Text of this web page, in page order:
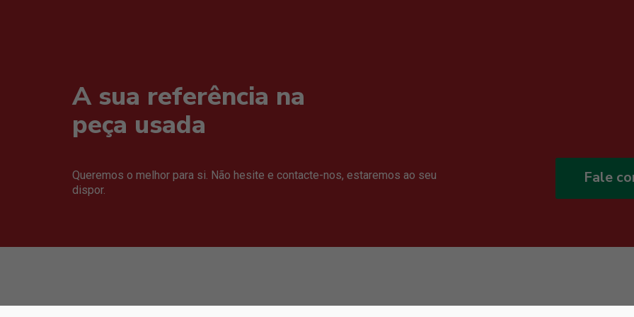
A sua referência na
peça usada
Queremos o melhor para si. Não hesite e contacte-nos, estaremos ao seu
dispor.
Fale